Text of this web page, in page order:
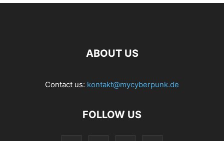
ABOUT US
Contact us: kontakt@mycyberpunk.de
FOLLOW US